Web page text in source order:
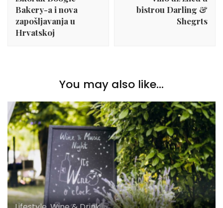
Bakery-a i nova
zapošljavanja u
Hrvatskoj
bistrou Darling &
Shegrts
You may also like...